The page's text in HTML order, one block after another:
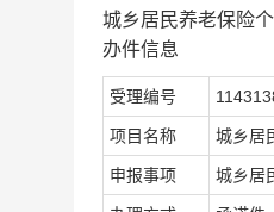
城乡居民养老保险
办件信息
受理编号
项目名称 城乡居
申报事项 城乡居